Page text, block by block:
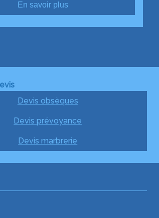
En savoir plus
Devis obsèques
Devis prévoyance
Devis marbrerie